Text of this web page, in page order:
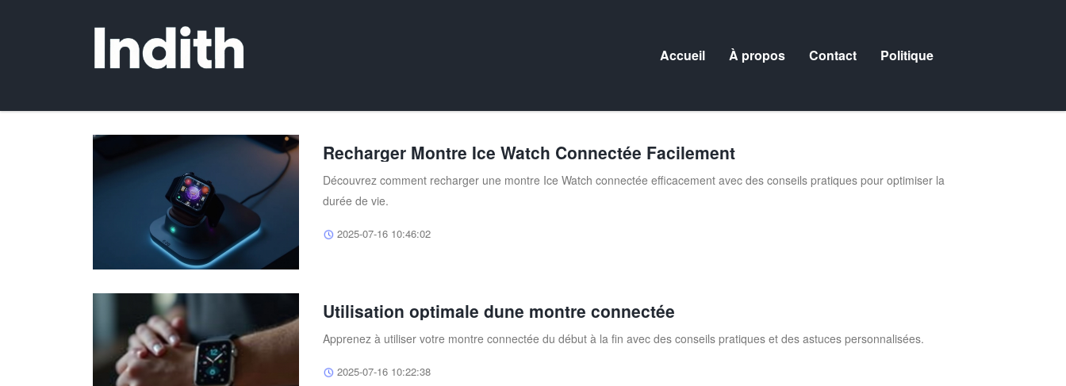
Accueil À propos Contact Politique
Recharger Montre Ice Watch Connectée Facilement
Découvrez comment recharger une montre Ice Watch connectée efficacement avec des conseils pratiques pour optimiser la
durée de vie.
2025-07-16 10:46:02
Utilisation optimale dune montre connectée
Apprenez à utiliser votre montre connectée du début à la fin avec des conseils pratiques et des astuces personnalisées.
2025-07-16 10:22:38